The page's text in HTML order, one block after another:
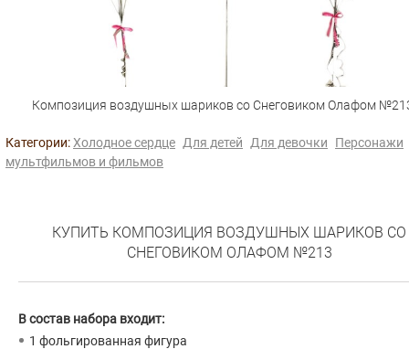
Композиция воздушных шариков со Снеговиком Олафом
Категории:Холодное сердце Для детей Для девочки
Персонажи
мультфильмов и фильмов
КУПИТЬ КОМПОЗИЦИЯ ВОЗДУШНЫХ ШАРИКОВ СО
СНЕГОВИКОМ ОЛАФОМ №213
В состав набора входит:
1 фольгированная фигура